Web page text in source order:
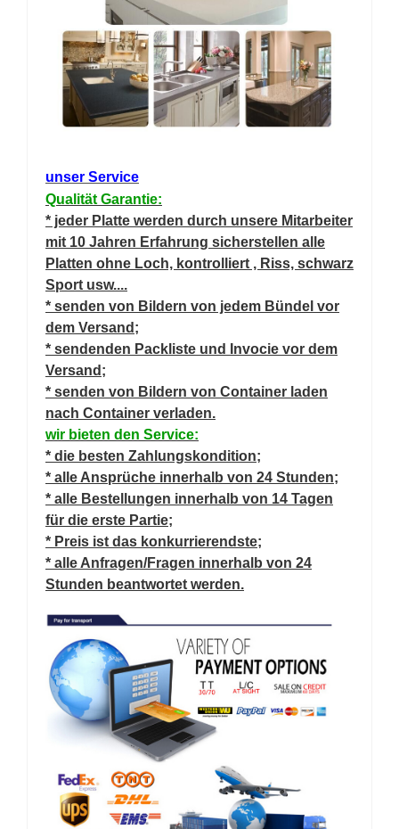
unser Service
Qualität Garantie:
* jeder Platte werden durch unsere Mitarbeiter
mit 10 Jahren Erfahrung sicherstellen alle
Platten ohne Loch, kontrolliert , Riss, schwarz
Sport usw....
* senden von Bildern von jedem Bündel vor
dem Versand;
* sendenden Packliste und Invocie vor dem
Versand;
* senden von Bildern von Container laden
nach Container verladen.
wir bieten den Service:
* die besten Zahlungskondition;
* alle Ansprüche innerhalb von 24 Stunden;
* alle Bestellungen innerhalb von 14 Tagen
für die erste Partie;
* Preis ist das konkurrierendste;
* alle Anfragen/Fragen innerhalb von 24
Stunden beantwortet werden.